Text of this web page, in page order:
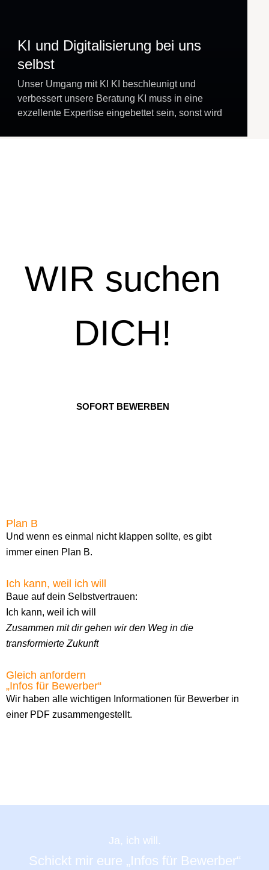
KI und Digitalisierung bei uns
selbst
Unser Umgang mit KI KI beschleunigt und
verbessert unsere Beratung KI muss in eine
exzellente Expertise eingebettet sein, sonst wird
WIR suchen
DICH!
SOFORT BEWERBEN
Plan B
Und wenn es einmal nicht klappen sollte, es gibt
immer einen Plan B.
Ich kann, weil ich will
Baue auf dein Selbstvertrauen:
Ich kann, weil ich will
Zusammen mit dir gehen wir den Weg in die
transformierte Zukunft
Gleich anfordern
„Infos für Bewerber“
Wir haben alle wichtigen Informationen für Bewerber in
einer PDF zusammengestellt.
Ja, ich will.
Schickt mir eure „Infos für Bewerber“